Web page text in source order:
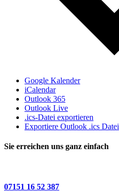
Google Kalender
iCalendar
Outlook 365
Outlook Live
.ics-Datei exportieren
Exportiere Outlook .ics Datei
Sie erreichen uns ganz einfach
07151 16 52 387